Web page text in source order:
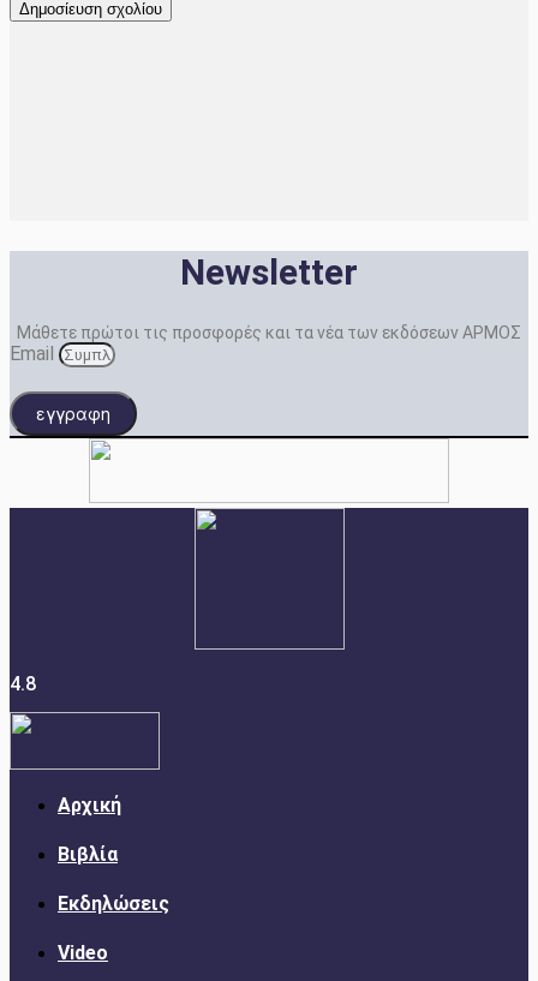
Newsletter
Μάθετε πρώτοι τις προσφορές και τα νέα των εκδόσεων ΑΡΜΟΣ
Email
εγγραφη
4.8
Αρχική
Βιβλία
Εκδηλώσεις
Video